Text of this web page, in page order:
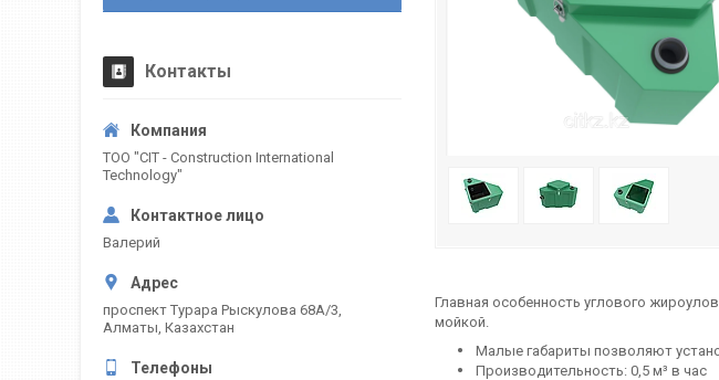
Главная особенность углового
мойкой.
Малые габариты позволяют
Производительность: 0,5 м³ в час
Контакты
ТОО "CIT - Construction International
Technology"
Валерий
проспект Турара Рыскулова 68А/3,
Алматы, Казахстан